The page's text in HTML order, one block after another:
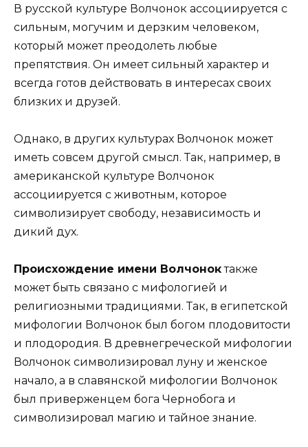
В русской культуре Волчонок ассоциируется с
сильным, могучим и дерзким человеком,
который может преодолеть любые
препятствия. Он имеет сильный характер и
всегда готов действовать в интересах своих
близких и друзей.
Однако, в других культурах Волчонок может
иметь совсем другой смысл. Так, например, в
американской культуре Волчонок
ассоциируется с животным, которое
символизирует свободу, независимость и
дикий дух.
Происхождение имени Волчоноктакже
может быть связано с мифологией и
религиозными традициями. Так, в египетской
мифологии Волчонок был богом плодовитости
и плодородия. В древнегреческой мифологии
Волчонок символизировал луну и женское
начало, а в славянской мифологии Волчонок
был приверженцем бога Чернобога и
символизировал магию и тайное знание.